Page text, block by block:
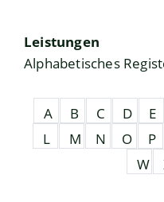
Leistungen
Alphabetisches
A B C D E
L
M N O P
W